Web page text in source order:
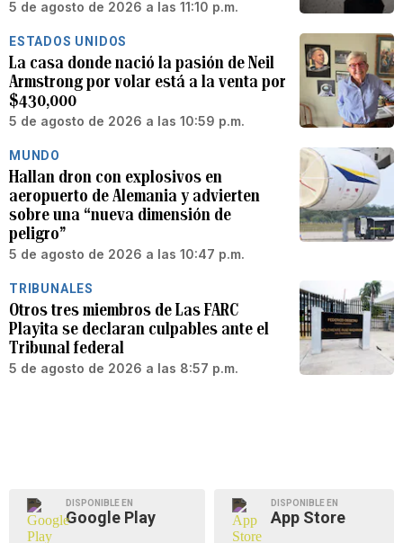
5 de agosto de 2026 a las 11:10 p.m.
ESTADOS UNIDOS
La casa donde nació la pasión de Neil
Armstrong por volar está a la venta por
$430,000
5 de agosto de 2026 a las 10:59 p.m.
MUNDO
Hallan dron con explosivos en
aeropuerto de Alemania y advierten
sobre una “nueva dimensión de
peligro”
5 de agosto de 2026 a las 10:47 p.m.
TRIBUNALES
Otros tres miembros de Las FARC
Playita se declaran culpables ante el
Tribunal federal
5 de agosto de 2026 a las 8:57 p.m.
DISPONIBLE EN
Google Play
DISPONIBLE EN
App Store